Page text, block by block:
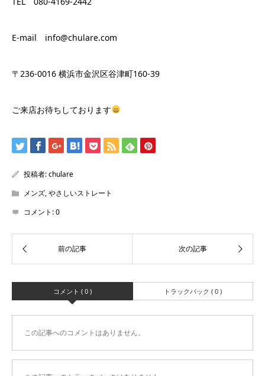
E-mail info@chulare.com
〒236-0016 横浜市金沢区谷津町160-39
ご来店お待ちしております
投稿者:chulare
メンズ,やさしいストレート
コメント:0
コメント ( 0 ) トラックバック ( 0 )
この記事へのコメントはありません。